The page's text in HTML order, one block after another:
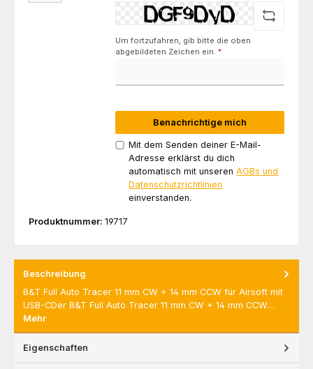
Um fortzufahren, gib bitte die oben
abgebildeten Zeichen ein.*
Benachrichtige mich
Mit dem Senden deiner E-Mail-
Adresse erklärst du dich
automatisch mit unserenAGBs und
Datenschutzrichtlinien
einverstanden.
Produktnummer: 19717
Beschreibung
B&T Full Auto Tracer 11 mm CW + 14 mm CCW für Airsoft mit
USB-CDer B&T Full Auto Tracer 11 mm CW + 14 mm CCW…
Mehr
Eigenschaften